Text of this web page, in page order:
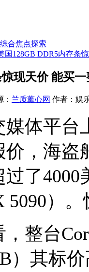
综合焦点探索
国128GB DDR5内存条
现天价 能买
兰质薰心网 作者：娱
平台
，海盗
了
5090）。
台
）其标